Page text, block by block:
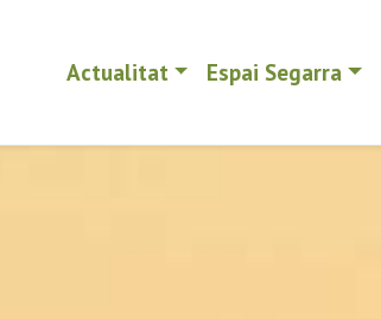
Actualitat Espai Segarra